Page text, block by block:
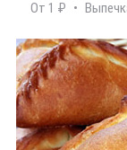
От 1 ₽